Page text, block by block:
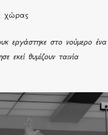
χώρας
εργάστηκε στο νούμερο
εκεί θυμίζουν ταινία